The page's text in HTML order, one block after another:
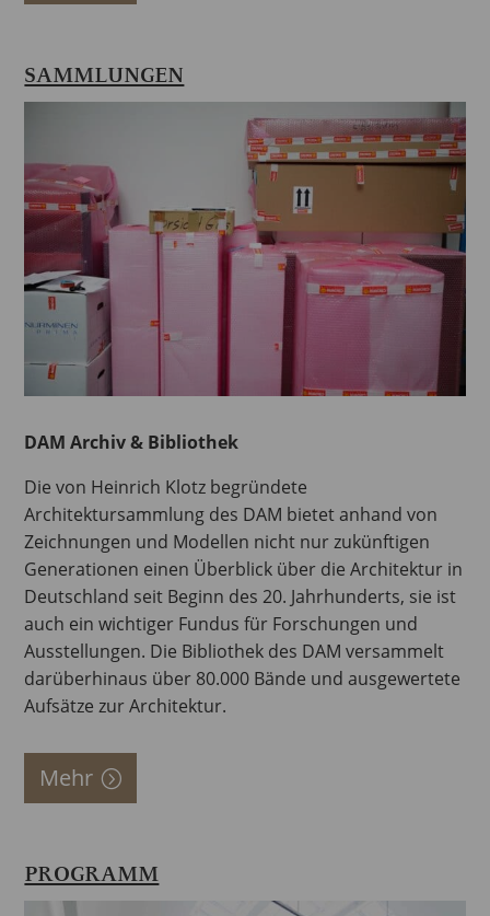
SAMMLUNGEN
DAM Archiv & Bibliothek
Die von Heinrich Klotz begründete
Architektursammlung des DAM bietet anhand von
Zeichnungen und Modellen nicht nur zukünftigen
Generationen einen Überblick über die Architektur in
Deutschland seit Beginn des 20. Jahrhunderts, sie ist
auch ein wichtiger Fundus für Forschungen und
Ausstellungen. Die Bibliothek des DAM versammelt
darüberhinaus über 80.000 Bände und ausgewertete
Aufsätze zur Architektur.
Mehr
PROGRAMM